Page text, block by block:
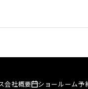
会社概要 ショールーム予